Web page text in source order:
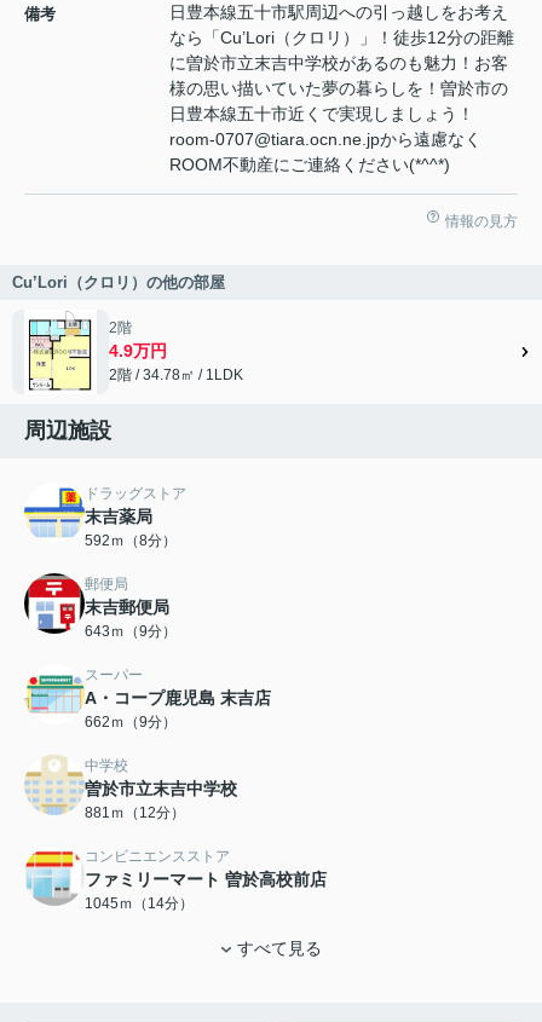
備考
日豊本線五十市駅周辺への引っ越しをお考え
なら「Cu’Lori（クロリ）」！徒歩12分の距離
に曽於市立末吉中学校があるのも魅力！お客
様の思い描いていた夢の暮らしを！曽於市の
日豊本線五十市近くで実現しましょう！
room-0707@tiara.ocn.ne.jpから遠慮なく
ROOM不動産にご連絡ください(*^^*)
情報の見方
Cu’Lori（クロリ）の他の部屋
2階
4.9万円
2階 / 34.78㎡ / 1LDK
周辺施設
ドラッグストア
末吉薬局
592ｍ（8分）
郵便局
末吉郵便局
643ｍ（9分）
スーパー
A・コープ鹿児島 末吉店
662ｍ（9分）
中学校
曽於市立末吉中学校
881ｍ（12分）
コンビニエンスストア
ファミリーマート 曽於高校前店
1045ｍ（14分）
すべて見る